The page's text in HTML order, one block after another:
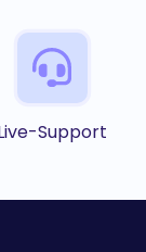
Support